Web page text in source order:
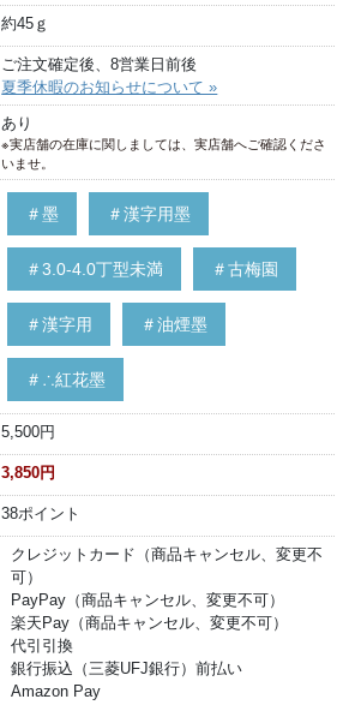
約45ｇ
ご注文確定後、8営業日前後
夏季休暇のお知らせについて »
あり
※実店舗の在庫に関しましては、実店舗へご確認くださ
いませ。
＃墨 ＃漢字用墨
＃3.0-4.0丁型未満 ＃古梅園
＃漢字用 ＃油煙墨
＃∴紅花墨
5,500円
3,850円
38ポイント
クレジットカード（商品キャンセル、変更不
可）
PayPay（商品キャンセル、変更不可）
楽天Pay（商品キャンセル、変更不可）
代引引換
銀行振込（三菱UFJ銀行）前払い
Amazon Pay